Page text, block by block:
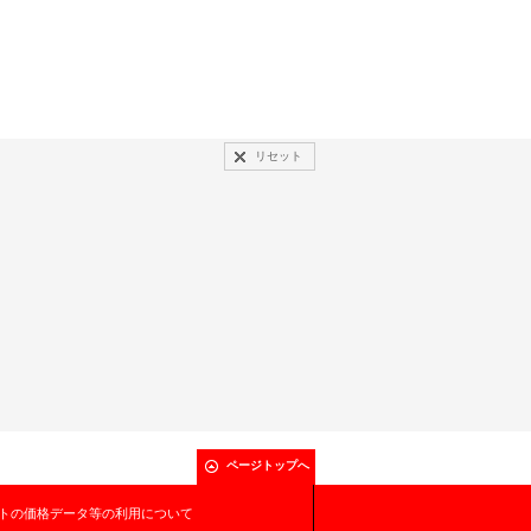
リセット
ページトップへ
の価格データ等の利用について